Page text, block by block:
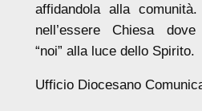
affidandola alla
nell’essere Chiesa
“noi” alla luce dello Spirito.
Ufficio Diocesano